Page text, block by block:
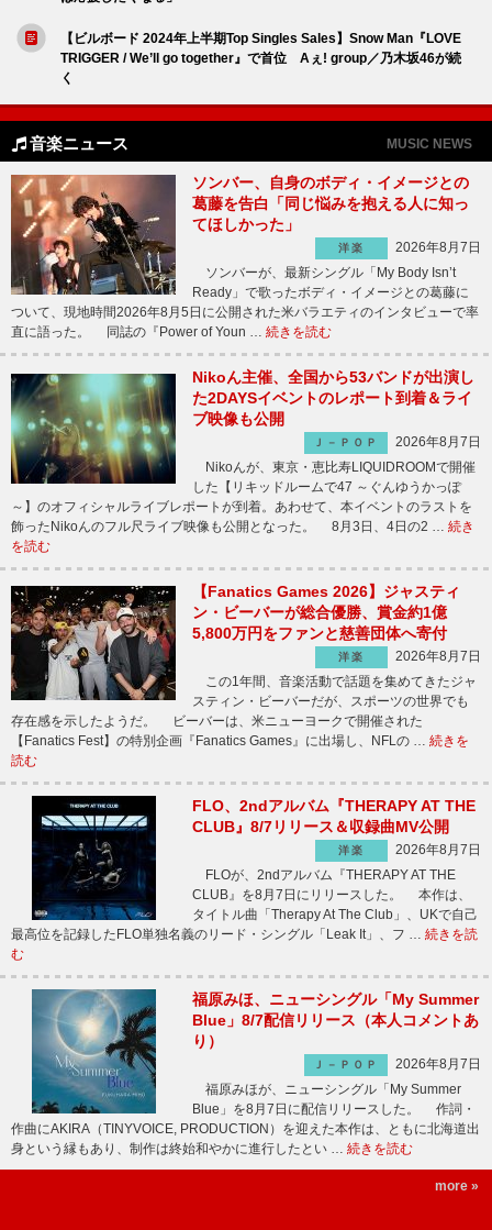
【ビルボード 2024年上半期Top Singles Sales】Snow Man『LOVE
TRIGGER / We’ll go together』で首位 Aぇ! group／乃木坂46が続
く
音楽ニュース MUSIC NEWS
ソンバー、自身のボディ・イメージとの
葛藤を告白「同じ悩みを抱える人に知っ
てほしかった」
洋楽
2026年8月7日
ソンバーが、最新シングル「My Body Isn’t
Ready」で歌ったボディ・イメージとの葛藤に
ついて、現地時間2026年8月5日に公開された米バラエティのインタビューで率
直に語った。 同誌の『Power of Youn … 続きを読む
Nikoん主催、全国から53バンドが出演し
た2DAYSイベントのレポート到着＆ライ
ブ映像も公開
Ｊ－ＰＯＰ
2026年8月7日
Nikoんが、東京・恵比寿LIQUIDROOMで開催
した【リキッドルームで47 ～ぐんゆうかっぽ
～】のオフィシャルライブレポートが到着。あわせて、本イベントのラストを
飾ったNikoんのフル尺ライブ映像も公開となった。 8月3日、4日の2 … 続き
を読む
【Fanatics Games 2026】ジャスティ
ン・ビーバーが総合優勝、賞金約1億
5,800万円をファンと慈善団体へ寄付
洋楽
2026年8月7日
この1年間、音楽活動で話題を集めてきたジャ
スティン・ビーバーだが、スポーツの世界でも
存在感を示したようだ。 ビーバーは、米ニューヨークで開催された
【Fanatics Fest】の特別企画『Fanatics Games』に出場し、NFLの … 続きを
読む
FLO、2ndアルバム『THERAPY AT THE
CLUB』8/7リリース＆収録曲MV公開
洋楽
2026年8月7日
FLOが、2ndアルバム『THERAPY AT THE
CLUB』を8月7日にリリースした。 本作は、
タイトル曲「Therapy At The Club」、UKで自己
最高位を記録したFLO単独名義のリード・シングル「Leak It」、フ … 続きを読
む
福原みほ、ニューシングル「My Summer
Blue」8/7配信リリース（本人コメントあ
り）
Ｊ－ＰＯＰ
2026年8月7日
福原みほが、ニューシングル「My Summer
Blue」を8月7日に配信リリースした。 作詞・
作曲にAKIRA（TINYVOICE, PRODUCTION）を迎えた本作は、ともに北海道出
身という縁もあり、制作は終始和やかに進行したとい … 続きを読む
more »